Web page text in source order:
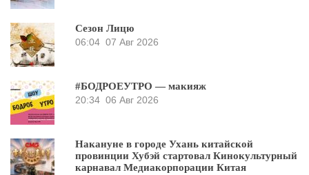
Сезон Лицю
06:04 07 Авг 2026
#БОДРОЕУТРО — макияж
20:34 06 Авг 2026
Накануне в городе Ухань китайской
провинции Хубэй стартовал Кинокультурный
карнавал Медиакорпорации Китая